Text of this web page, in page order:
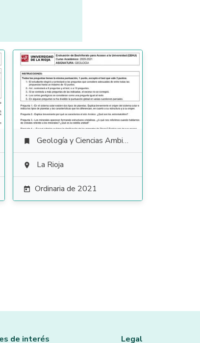
 Geología y Ciencias Ambientales
 La Rioja
 Ordinaria de 2021
de interés Legal